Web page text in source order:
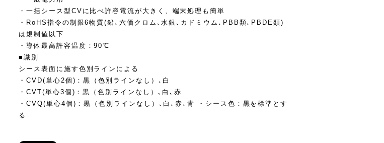
・一括シース型CVに比べ許容電流が大きく、端末処理も簡単
・RoHS指令の制限6物質(鉛､六価クロム､水銀､カドミウム､PBB類､PBDE類)
は規制値以下
・導体最高許容温度：90℃
■識別
シース表面に施す色別ラインによる
・CVD(単心2個)：黒（色別ラインなし）､白
・CVT(単心3個)：黒（色別ラインなし）､白､赤
・CVQ(単心4個)：黒（色別ラインなし）､白､赤､青 ・シース色：黒を標準とす
る